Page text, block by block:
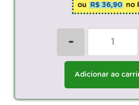
ou R$ 36,90 no
-
Adicionar ao